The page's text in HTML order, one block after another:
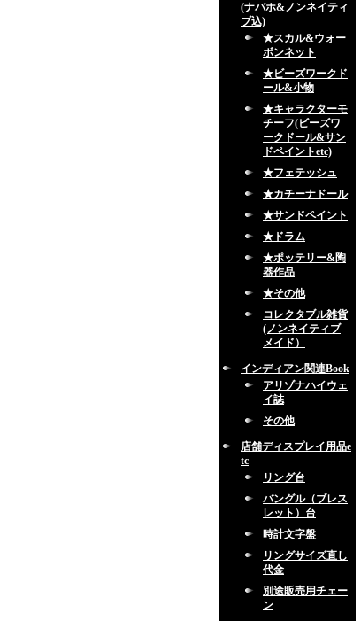
(ナバホ&ノンネイティ
ブ込)
★スカル&ウォー
ボンネット
★ビーズワークド
ール&小物
★キャラクターモ
チーフ(ビーズワ
ークドール&サン
ドペイントetc)
★フェテッシュ
★カチーナドール
★サンドペイント
★ドラム
★ポッテリー&陶
器作品
★その他
コレクタブル雑貨
(ノンネイティブ
メイド）
インディアン関連Book
アリゾナハイウェ
イ誌
その他
店舗ディスプレイ用品e
tc
リング台
バングル（ブレス
レット）台
時計文字盤
リングサイズ直し
代金
別途販売用チェー
ン